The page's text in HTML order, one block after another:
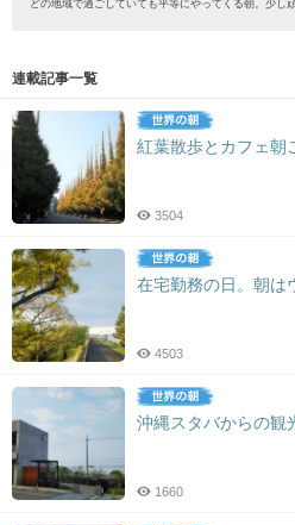
どの地域で過ごしていても平等にやってくる朝。少
連載記事一覧
紅葉散歩とカフェ朝
3504
在宅勤務の日。朝は
4503
沖縄スタバからの観
1660